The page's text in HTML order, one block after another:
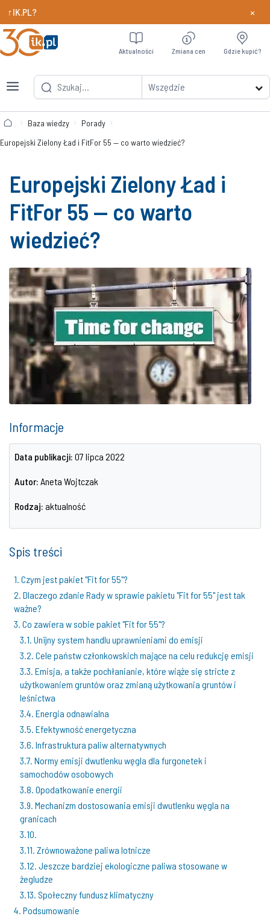
Chcesz szybciej odbierać nagrody w programie Dowiedz
×
Wszędzie
Aktualności Zmiana cen Gdzie kupić?
Baza wiedzy
Porady
Europejski Zielony Ład i FitFor 55 — co warto wiedzieć?
Europejski Zielony Ład i
FitFor 55 — co warto
wiedzieć?
Informacje
Data publikacji: 07 lipca 2022
Autor: Aneta Wojtczak
Rodzaj: aktualność
Spis treści
1. Czym jest pakiet "Fit for 55"?
2. Dlaczego zdanie Rady w sprawie pakietu "Fit for 55" jest tak
ważne?
3. Co zawiera w sobie pakiet "Fit for 55"?
3.1. Unijny system handlu uprawnieniami do emisji
3.2. Cele państw członkowskich mające na celu redukcję emisji
3.3. Emisja, a także pochłanianie, które wiąże się stricte z
użytkowaniem gruntów oraz zmianą użytkowania gruntów i
leśnictwa
3.4. Energia odnawialna
3.5. Efektywność energetyczna
3.6. Infrastruktura paliw alternatywnych
3.7. Normy emisji dwutlenku węgla dla furgonetek i
samochodów osobowych
3.8. Opodatkowanie energii
3.9. Mechanizm dostosowania emisji dwutlenku węgla na
granicach
3.10.
3.11. Zrównoważone paliwa lotnicze
3.12. Jeszcze bardziej ekologiczne paliwa stosowane w
żegludze
3.13. Społeczny fundusz klimatyczny
4. Podsumowanie